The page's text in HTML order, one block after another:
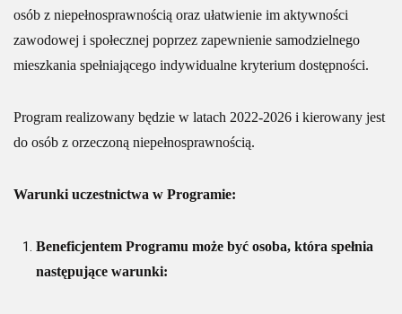
osób z niepełnosprawnością oraz ułatwienie im aktywności
zawodowej i społecznej poprzez zapewnienie samodzielnego
mieszkania spełniającego indywidualne kryterium dostępności.
Program realizowany będzie w latach 2022-2026 i kierowany jest
do osób z orzeczoną niepełnosprawnością.
Warunki uczestnictwa w Programie:
Beneficjentem Programu może być osoba, która spełnia
następujące warunki: